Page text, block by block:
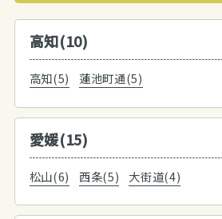
高知(10)
高知(5) 蓮池町通(5)
愛媛(15)
松山(6) 西条(5) 大街道(4)